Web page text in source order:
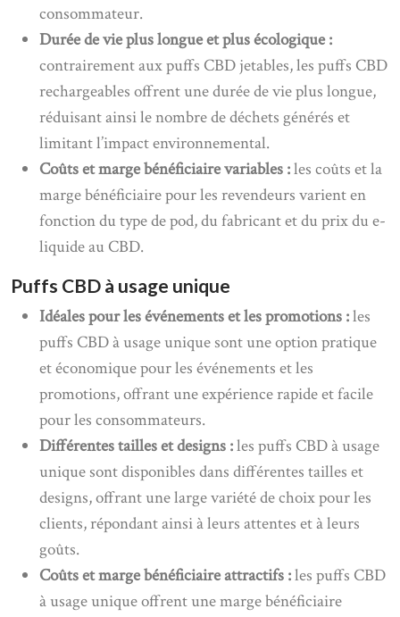
consommateur.
Durée de vie plus longue et plus écologique :
contrairement aux puffs CBD jetables, les puffs CBD
rechargeables offrent une durée de vie plus longue,
réduisant ainsi le nombre de déchets générés et
limitant l’impact environnemental.
Coûts et marge bénéficiaire variables :les coûts et la
marge bénéficiaire pour les revendeurs varient en
fonction du type de pod, du fabricant et du prix du e-
liquide au CBD.
Puffs CBD à usage unique
Idéales pour les événements et les promotions :les
puffs CBD à usage unique sont une option pratique
et économique pour les événements et les
promotions, offrant une expérience rapide et facile
pour les consommateurs.
Différentes tailles et designs :les puffs CBD à usage
unique sont disponibles dans différentes tailles et
designs, offrant une large variété de choix pour les
clients, répondant ainsi à leurs attentes et à leurs
goûts.
Coûts et marge bénéficiaire attractifs :les puffs CBD
à usage unique offrent une marge bénéficiaire